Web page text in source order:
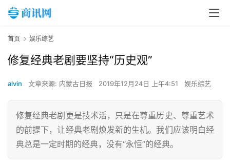
首页 娱乐综艺
修复经典老剧要坚持“历史观”
alvin 文章来源: 内蒙古日报 2019年12月24日 上午4:51 娱乐综艺
修复经典老剧更是技术活，只是在尊重历史、尊重艺术
的前提下，让经典老剧焕发新的生机。我们应该明白经
典总是一定时期的经典，没有“永恒”的经典。